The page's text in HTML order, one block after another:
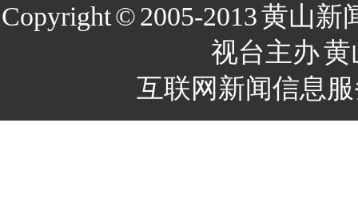
Copyright©2005-2013黄山新
视台主办黄
互联网新闻信息